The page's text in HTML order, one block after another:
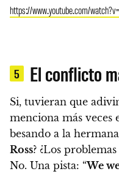
https://www.youtube.com/
5 El conflicto
Si, tuvieran que
menciona más veces
besando a la
Ross? ¿Los
No. Una pista: “We